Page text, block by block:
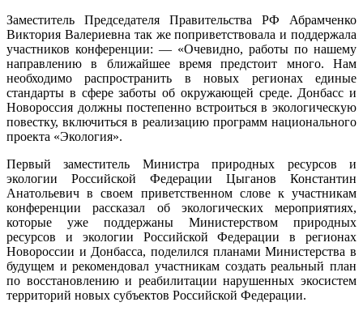
Заместитель Председателя Правительства РФ Абрамченко
Виктория Валериевна так же поприветствовала и поддержала
участников конференции: — «Очевидно, работы по нашему
направлению в ближайшее время предстоит много. Нам
необходимо распространить в новых регионах единые
стандарты в сфере заботы об окружающей среде. Донбасс и
Новороссия должны постепенно встроиться в экологическую
повестку, включиться в реализацию программ национального
проекта «Экология».
Первый заместитель Министра природных ресурсов и
экологии Российской Федерации Цыганов Константин
Анатольевич в своем приветственном слове к участникам
конференции рассказал об экологических мероприятиях,
которые уже поддержаны Министерством природных
ресурсов и экологии Российской Федерации в регионах
Новороссии и Донбасса, поделился планами Министерства в
будущем и рекомендовал участникам создать реальный план
по восстановлению и реабилитации нарушенных экосистем
территорий новых субъектов Российской Федерации.